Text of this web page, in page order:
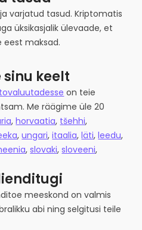
varjatud tasud. Kriptomatis
üksikasjalik ülevaade, et
eest maksad.
keelt
on teie
Me räägime üle 20
,horvaatia, tšehhi,
,ungari,itaalia,läti,leedu,
,slovaki,sloveeni,
meeskond on valmis
abi ning selgitusi teile